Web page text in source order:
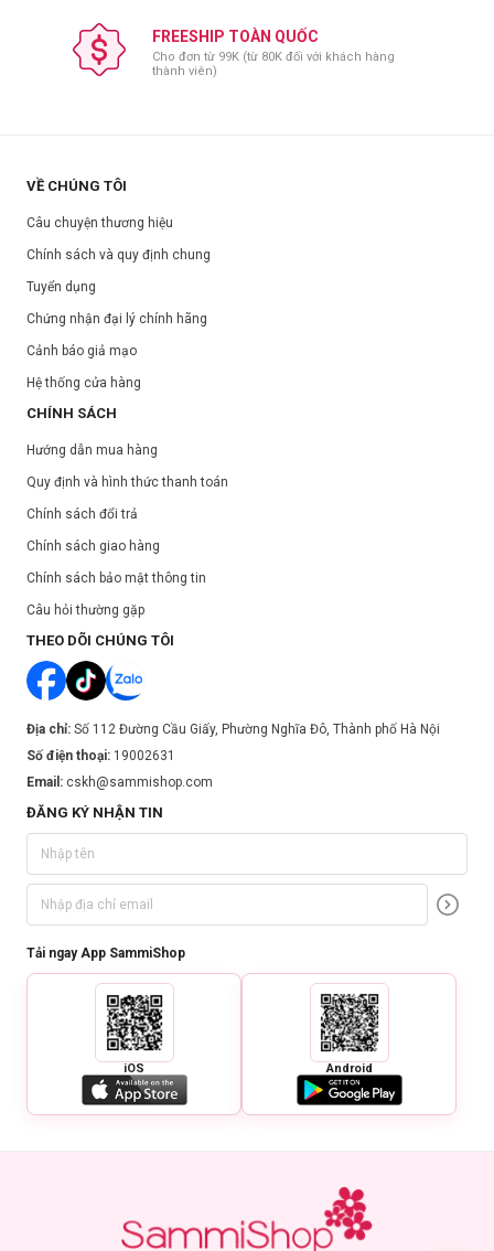
FREESHIP TOÀN QUỐC
Cho đơn từ 99K (từ 80K đối với khách hàng
thành viên)
VỀ CHÚNG TÔI
Câu chuyện thương hiệu
Chính sách và quy định chung
Tuyển dụng
Chứng nhận đại lý chính hãng
Cảnh báo giả mạo
Hệ thống cửa hàng
CHÍNH SÁCH
Hướng dẫn mua hàng
Quy định và hình thức thanh toán
Chính sách đổi trả
Chính sách giao hàng
Chính sách bảo mật thông tin
Câu hỏi thường gặp
THEO DÕI CHÚNG TÔI
Địa chỉ: Số 112 Đường Cầu Giấy, Phường Nghĩa Đô, Thành phố Hà Nội
Số điện thoại: 19002631
Email: cskh@sammishop.com
ĐĂNG KÝ NHẬN TIN
Tải ngay App SammiShop
iOS Android